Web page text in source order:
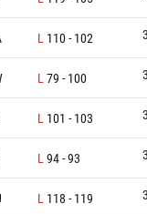
L 110- 102
L 79 - 100
L 101 - 103
L 94-93
L 118 - 119